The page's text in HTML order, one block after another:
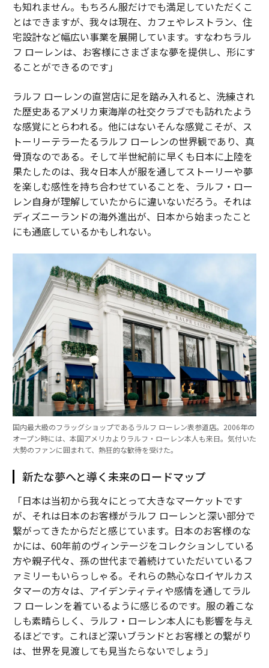
も知れません。もちろん服だけでも満足していただくこ
とはできますが、我々は現在、カフェやレストラン、住
宅設計など幅広い事業を展開しています。すなわちラル
フ ローレンは、お客様にさまざまな夢を提供し、形にす
ることができるのです」
ラルフ ローレンの直営店に足を踏み入れると、洗練され
た歴史あるアメリカ東海岸の社交クラブでも訪れたよう
な感覚にとらわれる。他にはないそんな感覚こそが、ス
トーリーテラーたるラルフ ローレンの世界観であり、真
骨頂なのである。そして半世紀前に早くも日本に上陸を
果たしたのは、我々日本人が服を通してストーリーや夢
を楽しむ感性を持ち合わせていることを、ラルフ・ロー
レン自身が理解していたからに違いないだろう。それは
ディズニーランドの海外進出が、日本から始まったこと
にも通底しているかもしれない。
国内最大級のフラッグショップであるラルフ ローレン表参道店。2006年の
オープン時には、本国アメリカよりラルフ・ローレン本人も来日。気付いた
大勢のファンに囲まれて、熱狂的な歓待を受けた。
新たな夢へと導く未来のロードマップ
「日本は当初から我々にとって大きなマーケットです
が、それは日本のお客様がラルフ ローレンと深い部分で
繋がってきたからだと感じています。日本のお客様のな
かには、60年前のヴィンテージをコレクションしている
方や親子代々、孫の世代まで着続けていただいているフ
ァミリーもいらっしゃる。それらの熱心なロイヤルカス
タマーの方々は、アイデンティティや感情を通してラル
フ ローレンを着ているように感じるのです。服の着こな
しも素晴らしく、ラルフ・ローレン本人にも影響を与え
るほどです。これほど深いブランドとお客様との繋がり
は、世界を見渡しても見当たらないでしょう」